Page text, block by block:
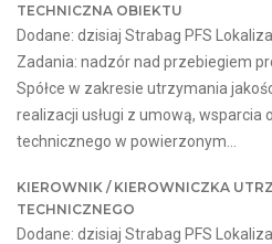
TECHNICZNA OBIEKTU
Dodane: dzisiaj Strabag PFS
Zadania: nadzór nad przebiegiem
Spółce w zakresie utrzymania
realizacji usługi z umową, wsparcia
technicznego w powierzonym...
KIEROWNIK / KIEROWNICZKA
TECHNICZNEGO
Dodane: dzisiaj Strabag PFS